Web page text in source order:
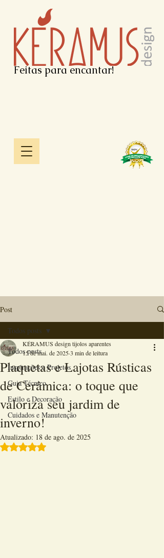
Feitas para encantar!
Post
Todos posts
Inspirações e Projetos
Guia Técnico
Estilo e Decoração
Cuidados e Manutenção
Todos posts
Plaquetas e Lajotas Rústicas
de Cerâmica: o toque que
valoriza seu jardim de
inverno!
KÉRAMUS design tijolos aparentes
15 de mai. de 20253 min de leitura
Atualizado: 18 de ago. de 2025
Avaliado com NaN de 5 estrelas.